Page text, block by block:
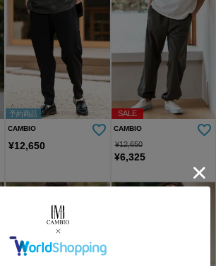
予約商品
CAMBIO
¥12,650
SALE
CAMBIO
¥12,650
¥6,325